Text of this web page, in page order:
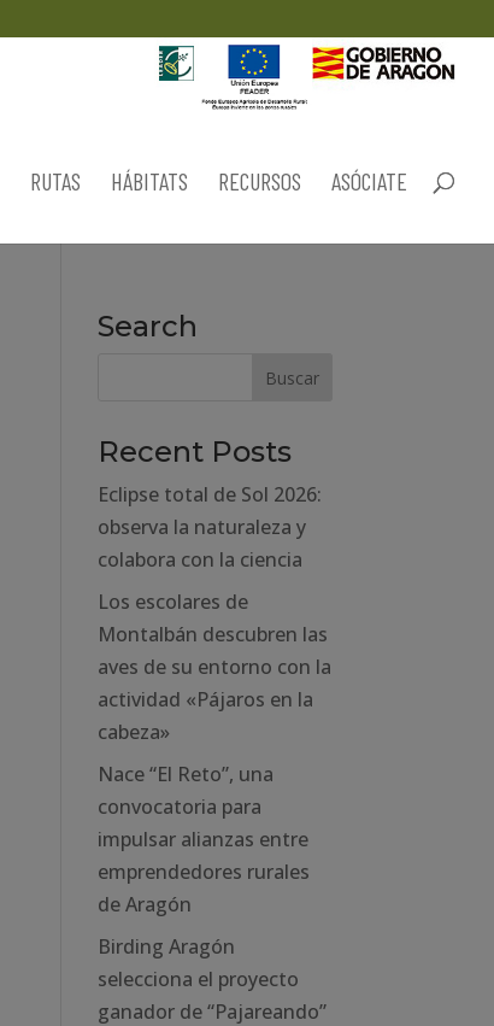
RUTAS HÁBITATS RECURSOS ASÓCIATE
Search
Recent Posts
Eclipse total de Sol 2026:
observa la naturaleza y
colabora con la ciencia
Los escolares de
Montalbán descubren las
aves de su entorno con la
actividad «Pájaros en la
cabeza»
Nace “El Reto”, una
convocatoria para
impulsar alianzas entre
emprendedores rurales
de Aragón
Birding Aragón
selecciona el proyecto
ganador de “Pajareando”